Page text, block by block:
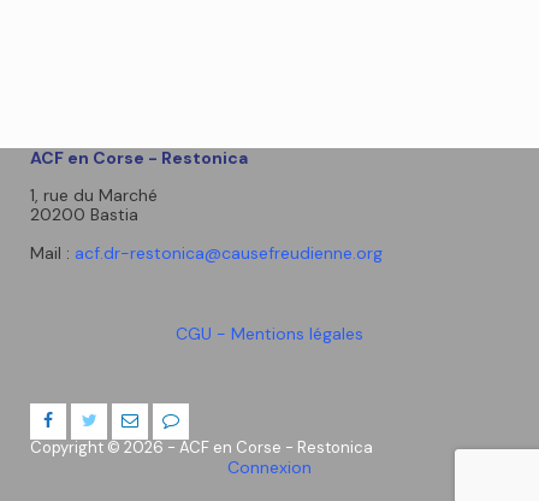
ACF en Corse - Restonica
1, rue du Marché
20200 Bastia
Mail : acf.dr-restonica@causefreudienne.org
CGU - Mentions légales
Copyright © 2026 - ACF en Corse - Restonica
Connexion